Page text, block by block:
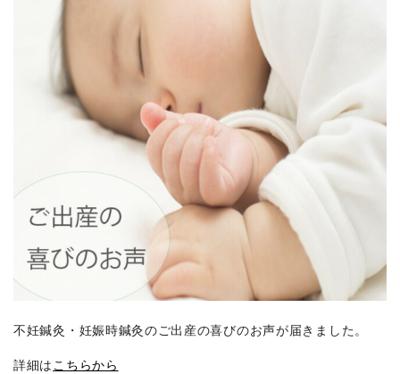
不妊鍼灸・妊娠時鍼灸のご出産の喜びのお声が届きました。
詳細は こちらから